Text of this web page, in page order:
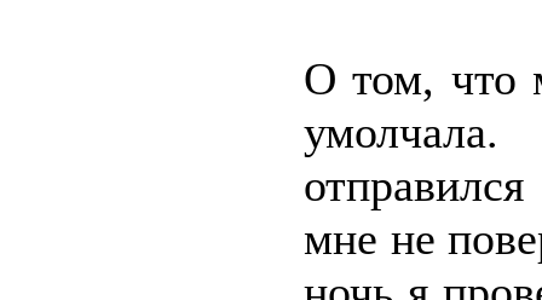
О том, что
мне не